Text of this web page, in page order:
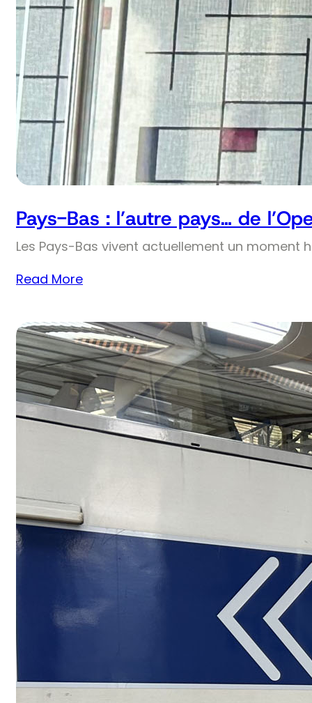
Pays-Bas : l’autre pays… de
Les Pays-Bas vivent actuellement un moment
Read More